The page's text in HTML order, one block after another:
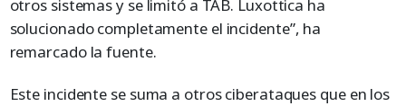
otros sistemas y se limitó a TAB. Luxottica ha
solucionado completamente el incidente”, ha
remarcado la fuente.
Este incidente se suma a otros ciberataques que en los